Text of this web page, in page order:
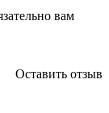
вам
Оставить отзыв